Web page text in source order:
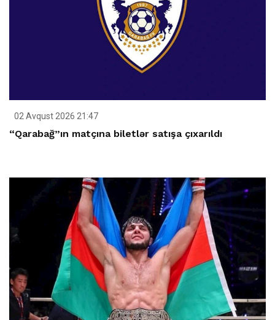
02 Avqust 2026 21:47
“Qarabağ”ın matçına biletlər satışa çıxarıldı